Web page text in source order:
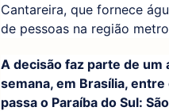
Cantareira, que fornece
de pessoas na região
A decisão faz parte de um
semana, em Brasília,
passa o Paraíba do Sul: